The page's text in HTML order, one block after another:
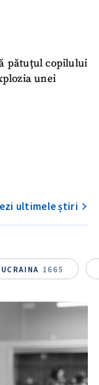
pătuțul copilului
unei
ultimele știri
UCRAINA 1665